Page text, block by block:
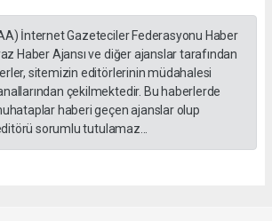
İnternet Gazeteciler Federasyonu Haber
Haber Ajansı ve diğer ajanslar tarafından
sitemizin editörlerinin müdahalesi
çekilmektedir. Bu haberlerde
haberi geçen ajanslar olup
sorumlu tutulamaz...